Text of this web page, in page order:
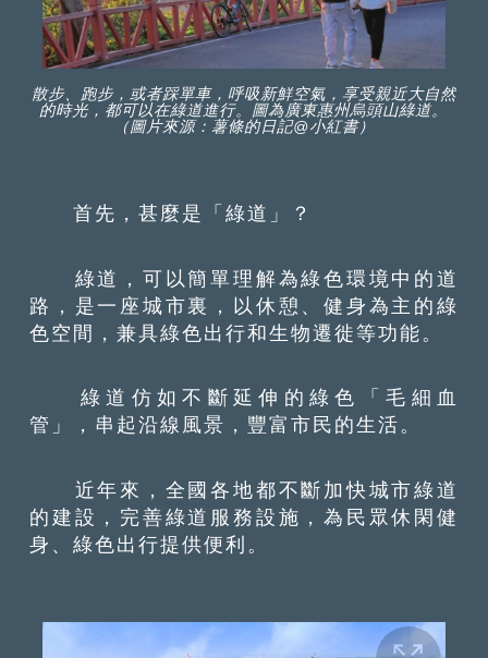
散步、跑步，或者踩單車，呼吸新鮮空氣，享受親近大自然
的時光，都可以在綠道進行。圖為廣東惠州烏頭山綠道。
（圖片來源：薯條的日記@小紅書）
首先，甚麼是「綠道」？
綠道，可以簡單理解為綠色環境中的道
路，是一座城市裏，以休憩、健身為主的綠
色空間，兼具綠色出行和生物遷徙等功能。
綠道仿如不斷延伸的綠色「毛細血
管」，串起沿線風景，豐富市民的生活。
近年來，全國各地都不斷加快城市綠道
的建設，完善綠道服務設施，為民眾休閑健
身、綠色出行提供便利。